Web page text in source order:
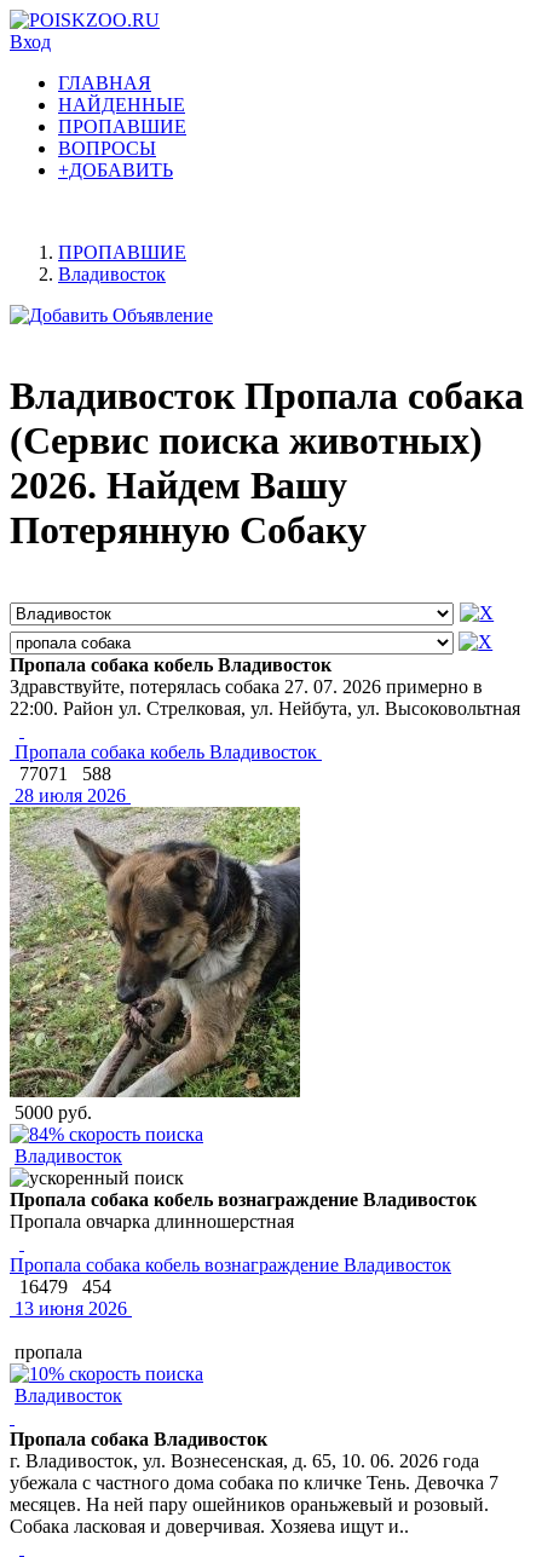
Вход
ГЛАВНАЯ
НАЙДЕННЫЕ
ПРОПАВШИЕ
ВОПРОСЫ
+ДОБАВИТЬ
ПРОПАВШИЕ
Владивосток
Владивосток Пропала собака
(Сервис поиска животных)
2026. Найдем Вашу
Потерянную Собаку
Пропала собака кобель Владивосток
Здравствуйте, потерялась собака 27. 07. 2026 примерно в
22:00. Район ул. Стрелковая, ул. Нейбута, ул. Высоковольтная
Пропала собака кобель Владивосток
77071
588
28 июля 2026
5000 руб.
Владивосток
Пропала собака кобель вознаграждение Владивосток
Пропала овчарка длинношерстная
Пропала собака кобель вознаграждение Владивосток
16479
454
13 июня 2026
пропала
Владивосток
Пропала собака Владивосток
г. Владивосток, ул. Вознесенская, д. 65, 10. 06. 2026 года
убежала с частного дома собака по кличке Тень. Девочка 7
месяцев. На ней пару ошейников ораньжевый и розовый.
Собака ласковая и доверчивая. Хозяева ищут и..